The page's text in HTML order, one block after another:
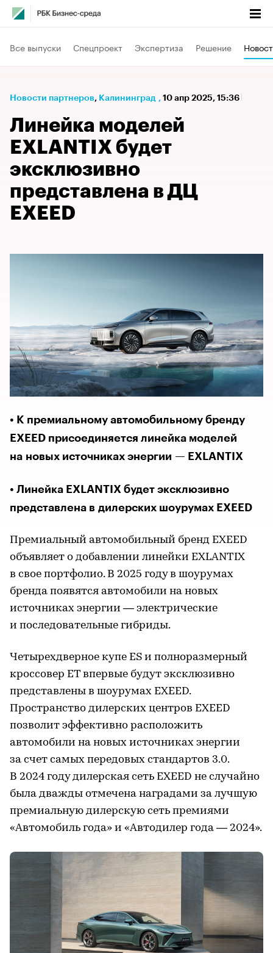
Все выпуски Спецпроект Экспертиза Решение
Новости партнеров⁠, Калининград , 10 апр 2025, 15:36
Линейка моделей
EXLANTIX будет
эксклюзивно
представлена в ДЦ
EXEED
• К премиальному автомобильному бренду
EXEED присоединяется линейка моделей
на новых источниках энергии — EXLANTIX
• Линейка EXLANTIX будет эксклюзивно
представлена в дилерских шоурумах EXEED
Премиальный автомобильный бренд EXEED
объявляет о добавлении линейки EXLANTIX
в свое портфолио. В 2025 году в шоурумах
бренда появятся автомобили на новых
источниках энергии — электрические
и последовательные гибриды.
Четырехдверное купе ES и полноразмерный
кроссовер ET впервые будут эксклюзивно
представлены в шоурумах EXEED.
Пространство дилерских центров EXEED
позволит эффективно расположить
автомобили на новых источниках энергии
за счет самых передовых стандартов 3.0.
В 2024 году дилерская сеть EXEED не случайно
была дважды отмечена наградами за лучшую
премиальную дилерскую сеть премиями
«Автомобиль года» и «Автодилер года — 2024».